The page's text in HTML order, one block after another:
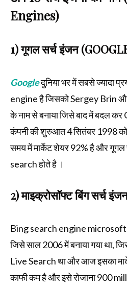
Engines)
1) गूगल सर्च इंजन
Googleदुनिया भर में सबसे ज्यादा
engine है जिसको Sergey Brin
के नाम से बनाया जिसे बाद में बदल
कंपनी की शुरुआत 4 सितंबर 1998
समय में मार्केट शेयर 92% है और गूगल
search होते है ।
2) माइक्रोसॉफ्ट बिंग सर्च
Bing search engine microsoft
जिसे साल 2006 में बनाया गया था,
Live Search था और आज इसका
काफी कम है और इसे रोजाना 900